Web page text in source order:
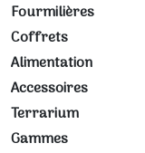
Fourmilières
Coffrets
Alimentation
Accessoires
Terrarium
Gammes